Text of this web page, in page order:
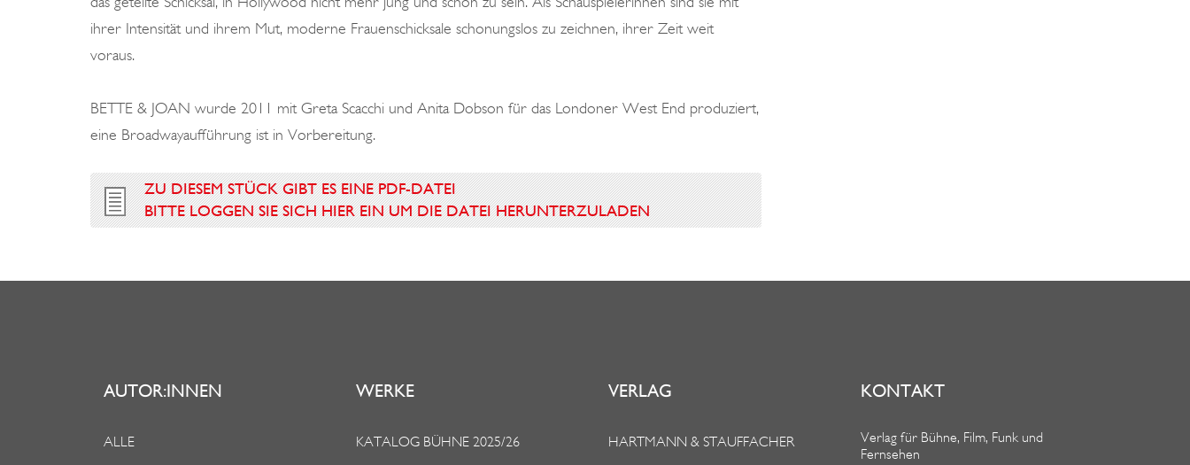
ihrer Intensität und ihrem Mut, moderne Frauenschicksale schonungslos zu zeichnen, ihrer Zeit weit
voraus.
BETTE & JOAN wurde 2011 mit Greta Scacchi und Anita Dobson für das Londoner West End produziert,
eine Broadwayaufführung ist in Vorbereitung.
ZU DIESEM STÜCK GIBT ES EINE PDF-DATEI
BITTE LOGGEN SIE SICH HIER EIN UM DIE DATEI HERUNTERZULADEN
AUTOR:INNEN
ALLE
WERKE
KATALOG BÜHNE 2025/26
VERLAG
HARTMANN & STAUFFACHER
KONTAKT
Verlag für Bühne, Film, Funk und
Fernsehen